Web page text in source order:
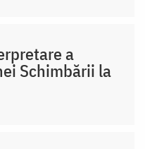
a
Schimbării la